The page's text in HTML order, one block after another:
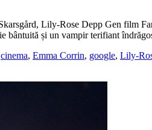
Lily-Rose Depp Gen film
și un vampir terifiant
cinema, Emma Corrin, google, Lily-